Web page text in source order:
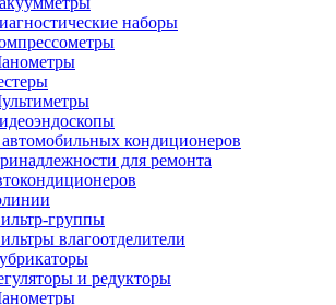
наборы
кондиционеров
для ремонта
группы
влагоотделители
и редукторы